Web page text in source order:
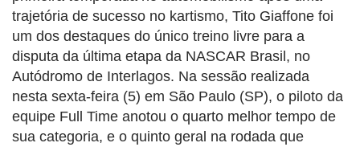
trajetória de sucesso no kartismo, Tito Giaffone foi
um dos destaques do único treino livre para a
disputa da última etapa da NASCAR Brasil, no
Autódromo de Interlagos. Na sessão realizada
nesta sexta-feira (5) em São Paulo (SP), o piloto da
equipe Full Time anotou o quarto melhor tempo de
sua categoria, e o quinto geral na rodada que